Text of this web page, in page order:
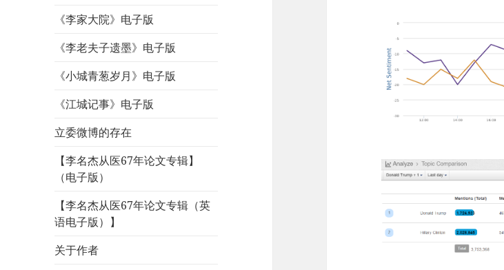
《李家大院》电子版
《李老夫子遗墨》电子版
《小城青葱岁月》电子版
《江城记事》电子版
立委微博的存在
【李名杰从医67年论文专辑】
（电子版）
【李名杰从医67年论文专辑（英
语电子版）】
关于作者